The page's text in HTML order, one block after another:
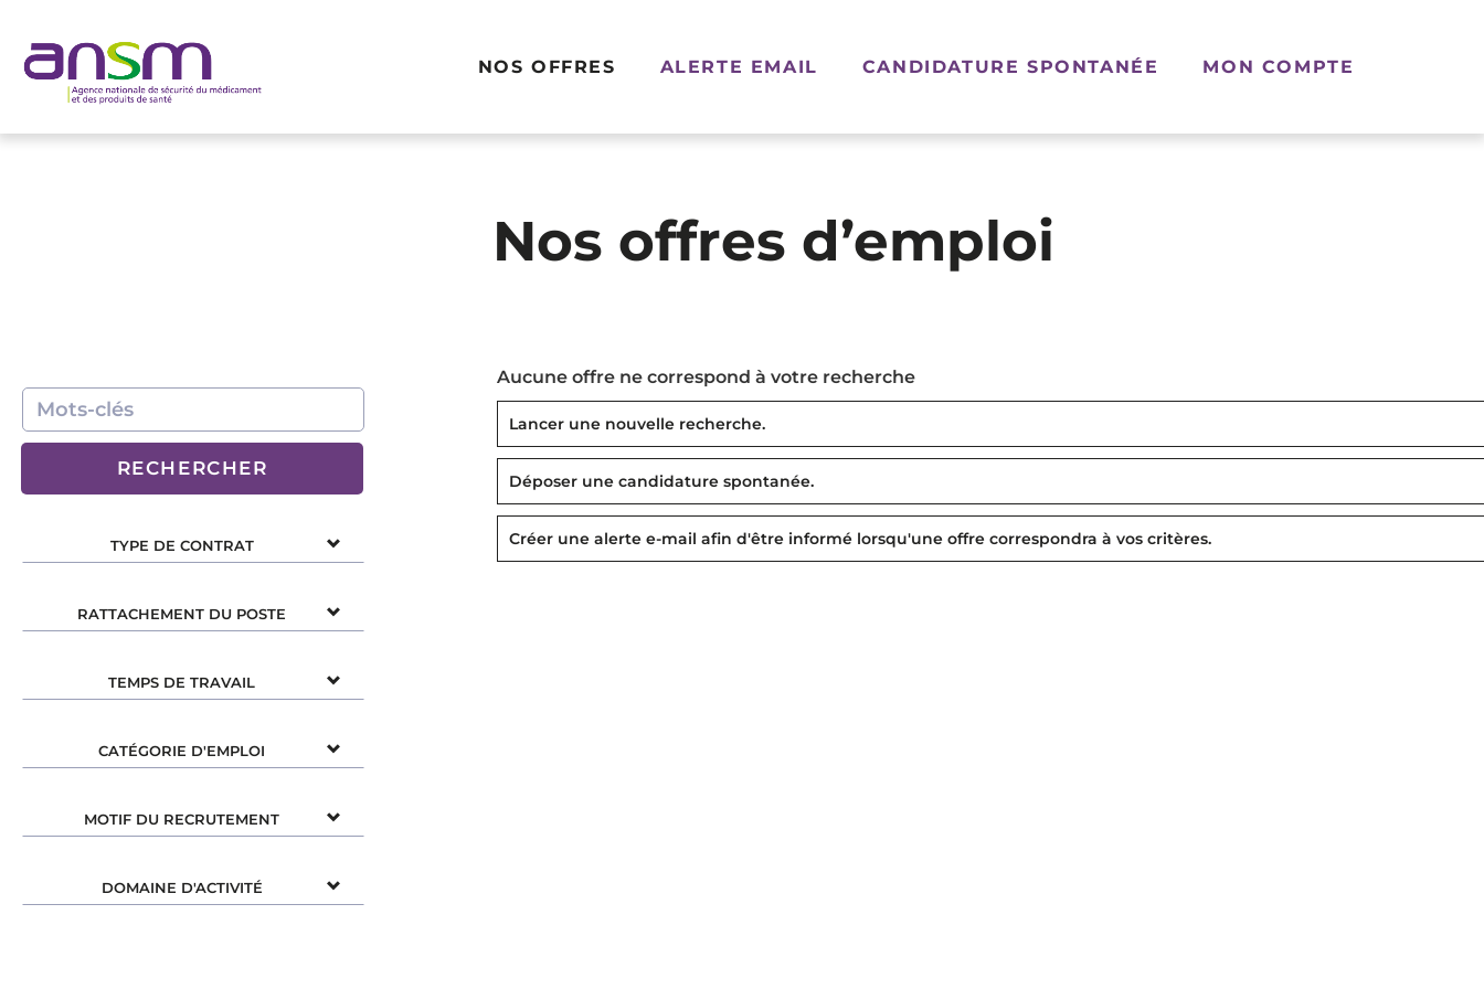
NOS OFFRES ALERTE EMAIL CANDIDATURE SPONTANÉE MON COMPTE
Nos offres d’emploi
RECHERCHER
TYPE DE CONTRAT
RATTACHEMENT DU POSTE
TEMPS DE TRAVAIL
CATÉGORIE D'EMPLOI
MOTIF DU RECRUTEMENT
DOMAINE D'ACTIVITÉ
Aucune offre ne correspond à votre recherche
Lancer une nouvelle recherche.
Déposer une candidature spontanée.
Créer une alerte e-mail afin d'être informé lorsqu'une offre correspondra à vos critères.